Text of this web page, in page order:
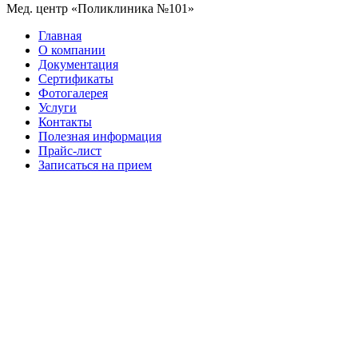
Мед. центр «Поликлиника №101»
Главная
О компании
Документация
Сертификаты
Фотогалерея
Услуги
Контакты
Полезная информация
Прайс-лист
Записаться на прием